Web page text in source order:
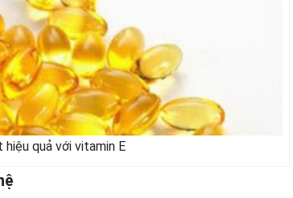
quả với vitamin E